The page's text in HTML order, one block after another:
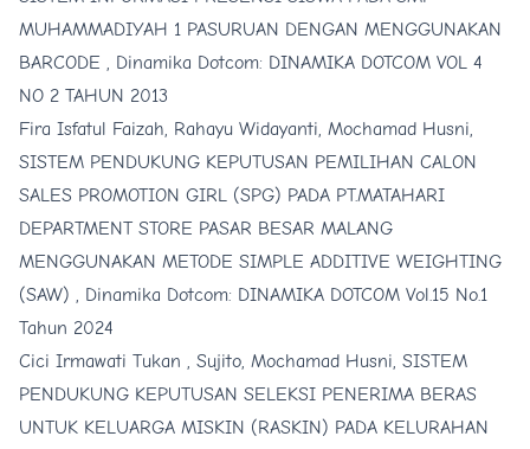
MUHAMMADIYAH 1 PASURUAN DENGAN MENGGUNAKAN
BARCODE , Dinamika Dotcom: DINAMIKA DOTCOM VOL 4
NO 2 TAHUN 2013
Fira Isfatul Faizah, Rahayu Widayanti, Mochamad Husni,
SISTEM PENDUKUNG KEPUTUSAN PEMILIHAN CALON
SALES PROMOTION GIRL (SPG) PADA PT.MATAHARI
DEPARTMENT STORE PASAR BESAR MALANG
MENGGUNAKAN METODE SIMPLE ADDITIVE WEIGHTING
(SAW) , Dinamika Dotcom: DINAMIKA DOTCOM Vol.15 No.1
Tahun 2024
Cici Irmawati Tukan , Sujito, Mochamad Husni, SISTEM
PENDUKUNG KEPUTUSAN SELEKSI PENERIMA BERAS
UNTUK KELUARGA MISKIN (RASKIN) PADA KELURAHAN